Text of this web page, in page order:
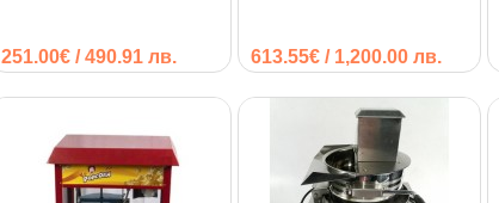
251.00€ / 490.91 лв. 613.55€ / 1,200.00 лв.